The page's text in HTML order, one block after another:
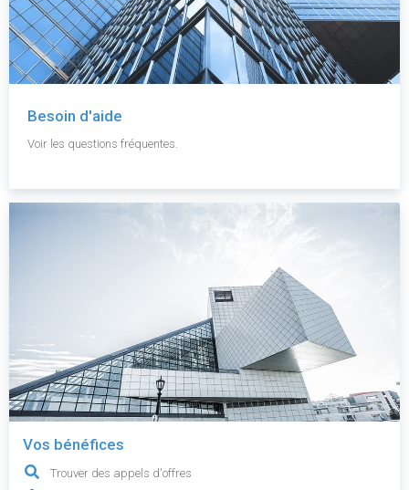
Besoin d'aide
Voir les questions fréquentes.
Vos bénéfices
Trouver des appels d'offres